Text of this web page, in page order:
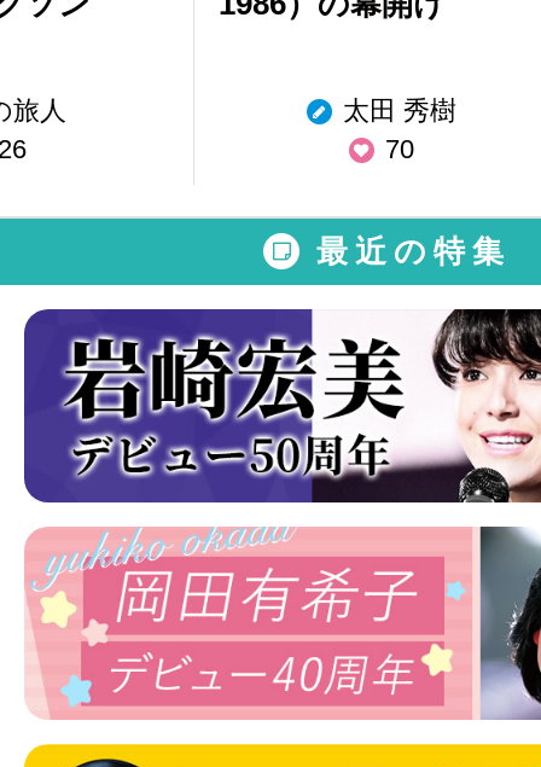
旅人
太田 秀樹
70
最近の特集